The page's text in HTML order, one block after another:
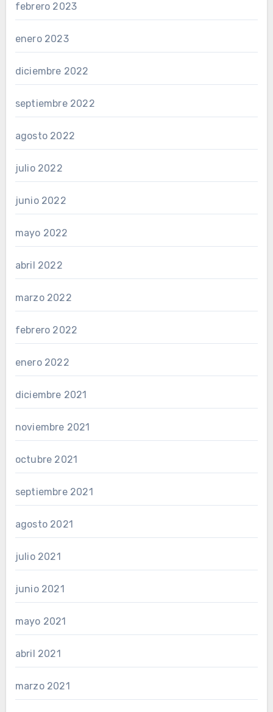
febrero 2023
enero 2023
diciembre 2022
septiembre 2022
agosto 2022
julio 2022
junio 2022
mayo 2022
abril 2022
marzo 2022
febrero 2022
enero 2022
diciembre 2021
noviembre 2021
octubre 2021
septiembre 2021
agosto 2021
julio 2021
junio 2021
mayo 2021
abril 2021
marzo 2021